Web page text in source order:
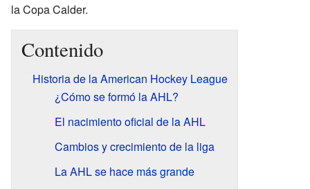
la Copa Calder.
Contenido
Historia de la American Hockey League
¿Cómo se formó la AHL?
El nacimiento oficial de la AHL
Cambios y crecimiento de la liga
La AHL se hace más grande